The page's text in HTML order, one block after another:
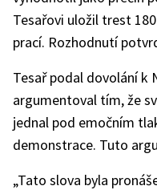
Tesařovi uložil trest
prací. Rozhodnutí
Tesař podal dovolání k
argumentoval tím, že
jednal pod emočním
demonstrace. Tuto
„Tato slova byla